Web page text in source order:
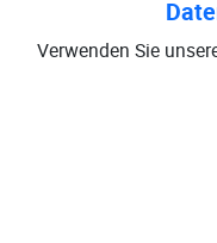
Verwenden Sie